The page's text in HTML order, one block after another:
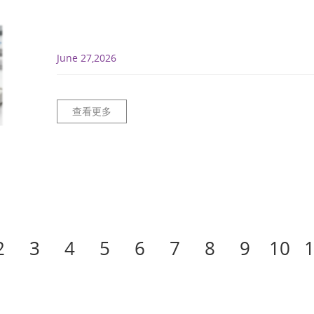
June 27,2026
查看更多
3 4 5 6 7 8 9 10